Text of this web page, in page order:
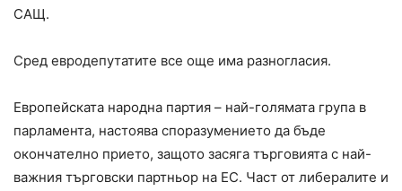
САЩ.
Сред евродепутатите все още има разногласия.
Европейската народна партия – най-голямата група в
парламента, настоява споразумението да бъде
окончателно прието, защото засяга търговията с най-
важния търговски партньор на ЕС. Част от либералите и